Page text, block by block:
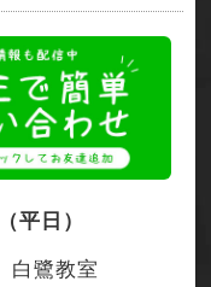
平日）
白鷺教室